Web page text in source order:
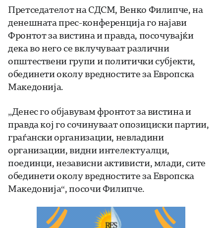
Претседателот на СДСМ, Венко Филипче, на
денешната прес-конференција го најави
Фронтот за вистина и правда, посочувајќи
дека во него се вклучуваат различни
општествени групи и политички субјекти,
обединети околу вредностите за Европска
Македонија.
„Денес го објавувам фронтот за вистина и
правда кој го сочинуваат опозициски партии,
граѓански организации, невладини
организации, видни интелектуалци,
поединци, независни активисти, млади, сите
обединети околу вредностите за Европска
Македонија“, посочи Филипче.